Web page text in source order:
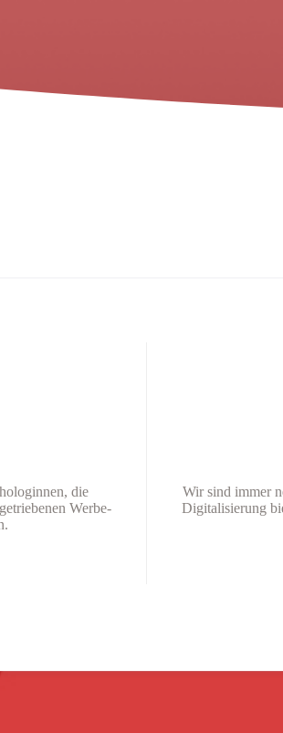
die
Werbe-
Wir sind immer
Digitalisierung